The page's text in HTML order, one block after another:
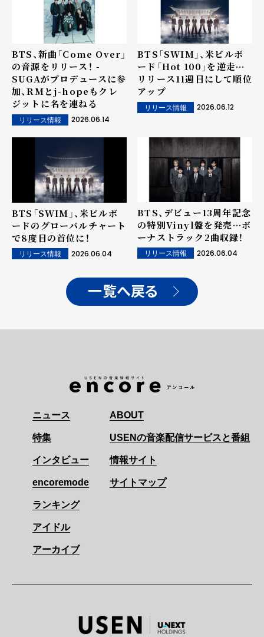
BTS、新曲「Come Over」
の音源をリリース！ -
SUGAがプロデュースに参
加、RMとj-hopeもクレ
ジットに名を連ねる
リリース情報 2026.06.14
BTS「SWIM」、米ビルボ
ード「Hot 100」を逆走···
リリース11週目にして順位
アップ
リリース情報 2026.06.12
BTS「SWIM」、米ビルボ
ードのグローバルチャート
で8度目の首位に！
リリース情報 2026.06.04
BTS、デビュー13周年記念
の特別Vinyl盤を発売···ボ
ーナストラック2曲収録！
リリース情報 2026.06.04
一覧へ戻る
ニュース
特集
インタビュー
encoremode
ランキング
アイドル
アーカイブ
ABOUT
USENの音楽配信サービスと番組
情報サイト
サイトマップ